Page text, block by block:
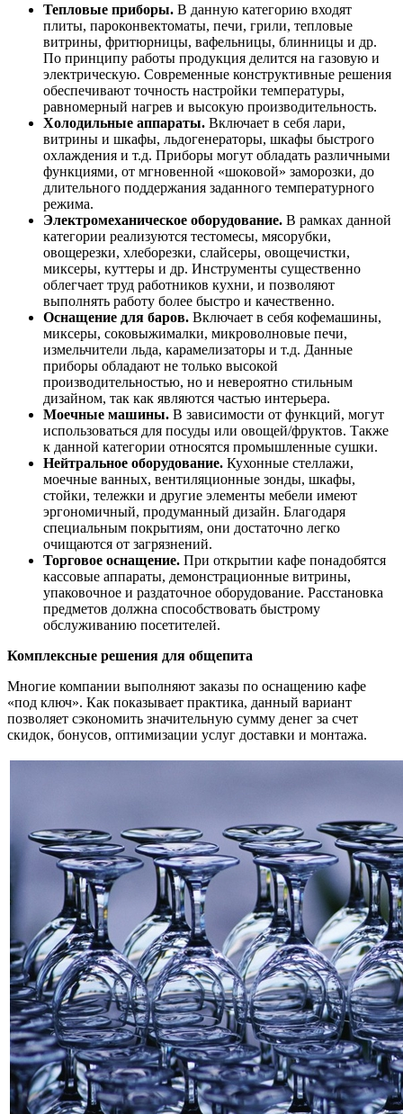
Тепловые приборы. В данную категорию входят
плиты, пароконвектоматы, печи, грили, тепловые
витрины, фритюрницы, вафельницы, блинницы и др.
По принципу работы продукция делится на газовую и
электрическую. Современные конструктивные решения
обеспечивают точность настройки температуры,
равномерный нагрев и высокую производительность.
Холодильные аппараты. Включает в себя лари,
витрины и шкафы, льдогенераторы, шкафы быстрого
охлаждения и т.д. Приборы могут обладать различными
функциями, от мгновенной «шоковой» заморозки, до
длительного поддержания заданного температурного
режима.
Электромеханическое оборудование. В рамках данной
категории реализуются тестомесы, мясорубки,
овощерезки, хлеборезки, слайсеры, овощечистки,
миксеры, куттеры и др. Инструменты существенно
облегчает труд работников кухни, и позволяют
выполнять работу более быстро и качественно.
Оснащение для баров. Включает в себя кофемашины,
миксеры, соковыжималки, микроволновые печи,
измельчители льда, карамелизаторы и т.д. Данные
приборы обладают не только высокой
производительностью, но и невероятно стильным
дизайном, так как являются частью интерьера.
Моечные машины. В зависимости от функций, могут
использоваться для посуды или овощей/фруктов. Также
к данной категории относятся промышленные сушки.
Нейтральное оборудование. Кухонные стеллажи,
моечные ванных, вентиляционные зонды, шкафы,
стойки, тележки и другие элементы мебели имеют
эргономичный, продуманный дизайн. Благодаря
специальным покрытиям, они достаточно легко
очищаются от загрязнений.
Торговое оснащение. При открытии кафе понадобятся
кассовые аппараты, демонстрационные витрины,
упаковочное и раздаточное оборудование. Расстановка
предметов должна способствовать быстрому
обслуживанию посетителей.
Комплексные решения для общепита
Многие компании выполняют заказы по оснащению кафе
«под ключ». Как показывает практика, данный вариант
позволяет сэкономить значительную сумму денег за счет
скидок, бонусов, оптимизации услуг доставки и монтажа.